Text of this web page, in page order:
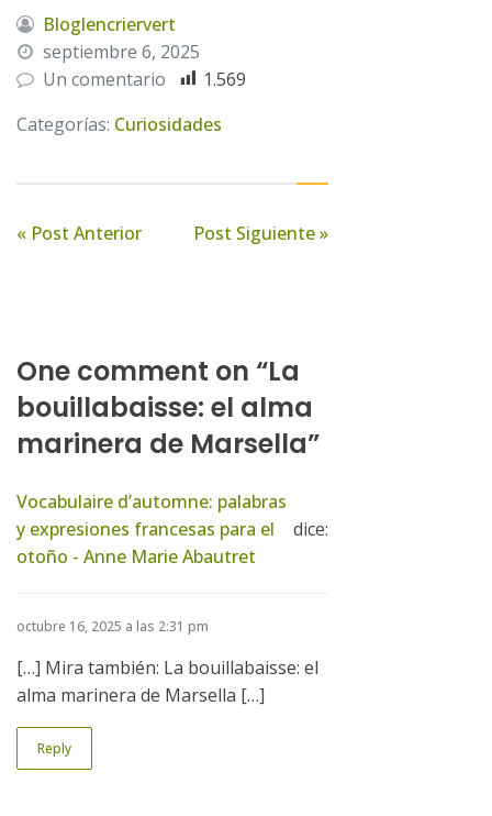
Bloglencriervert
septiembre 6, 2025
Un comentario
1.569
Categorías: Curiosidades
« Post Anterior Post Siguiente »
One comment on “La
bouillabaisse: el alma
marinera de Marsella”
Vocabulaire d’automne: palabras
y expresiones francesas para el
otoño - Anne Marie Abautret
dice:
octubre 16, 2025 a las 2:31 pm
[…] Mira también: La bouillabaisse: el
alma marinera de Marsella […]
Reply